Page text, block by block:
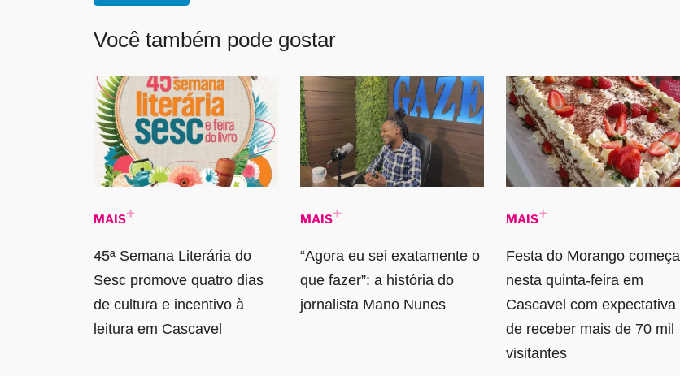
Você também pode gostar
MAIS
45ª Semana Literária do
Sesc promove quatro dias
de cultura e incentivo à
leitura em Cascavel
MAIS
“Agora eu sei exatamente o
que fazer”: a história do
jornalista Mano Nunes
MAIS
Festa do Morango começa
nesta quinta-feira em
Cascavel com expectativa
de receber mais de 70 mil
visitantes